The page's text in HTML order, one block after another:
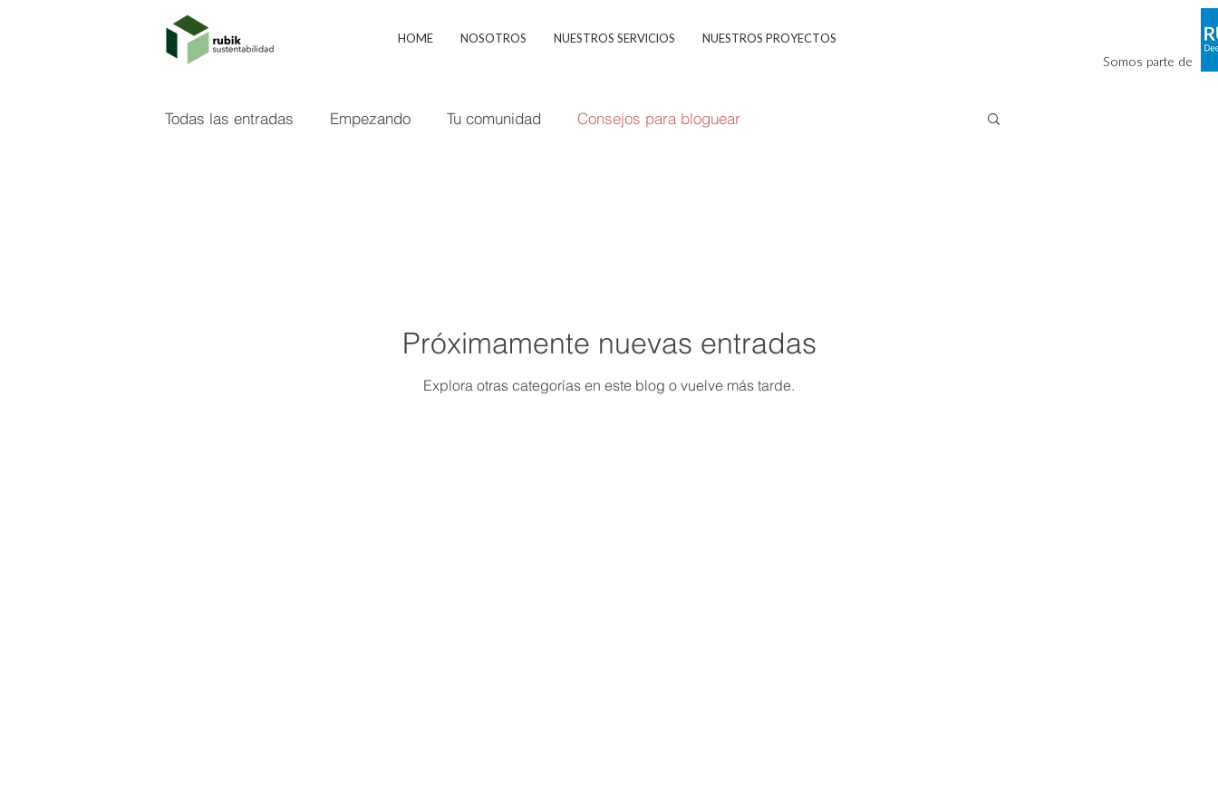
HOME NOSOTROS NUESTROS SERVICIOS NUESTROS PROYECTOS
Somos parte de
Todas las entradas Empezando Tu comunidad Consejos para bloguear
Próximamente nuevas entradas
Explora otras categorías en este blog o vuelve más tarde.